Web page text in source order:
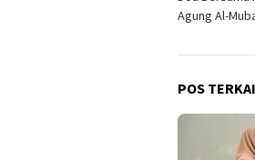
pos
Agung Al-
POS